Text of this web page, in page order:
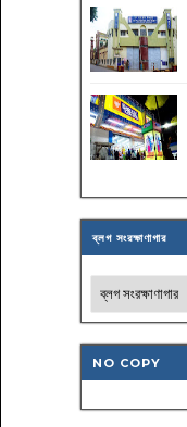
ব্লগ সংরক্ষাণাগার
NO COPY